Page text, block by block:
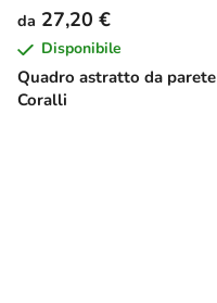
Quadro astratto da parete
Coralli
da 27,20 €
Disponibile